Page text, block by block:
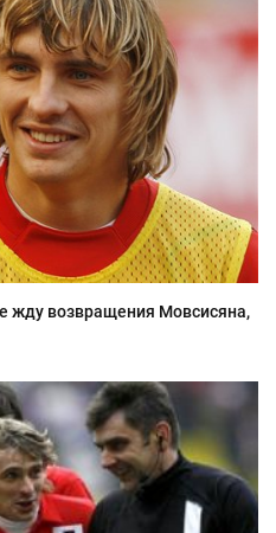
жду возвращения Мовсисяна,